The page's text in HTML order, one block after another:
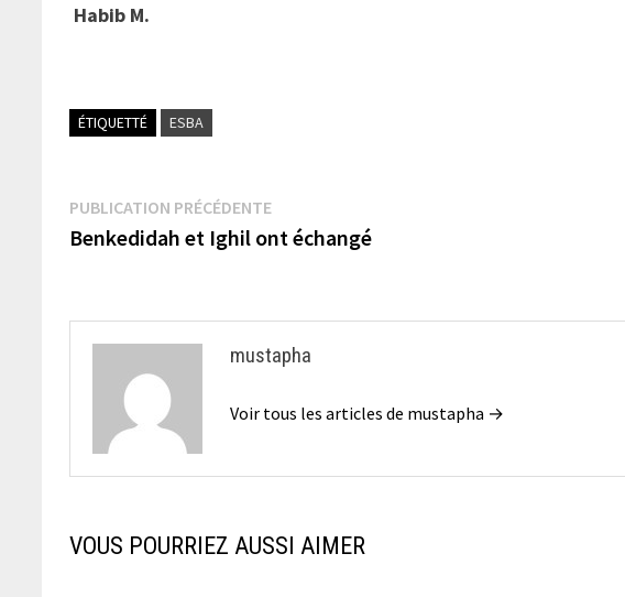
Habib M.
ÉTIQUETTÉ ESBA
Navigation
de
PUBLICATION PRÉCÉDENTEPublication
précédente :
Benkedidah et Ighil ont échangé
mustapha
Voir tous les articles de mustapha →
VOUS POURRIEZ AUSSI AIMER